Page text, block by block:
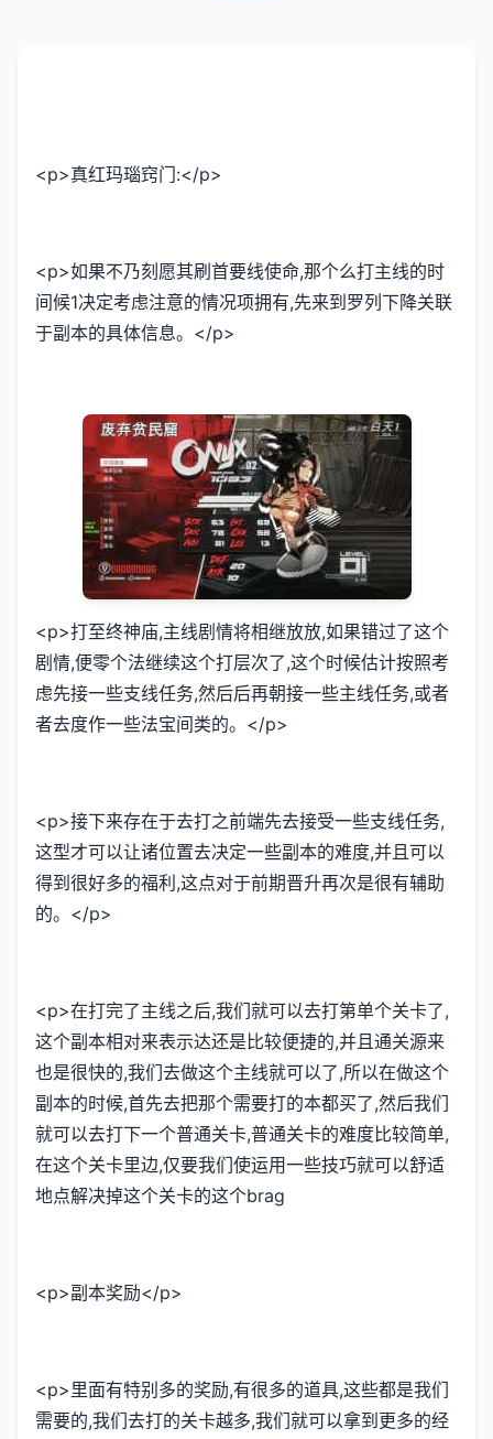
<p>真红玛瑙窍门:</p>
<p>如果不乃刻愿其刷首要线使命,那个么打主线的时
间候1决定考虑注意的情况项拥有,先来到罗列下降关联
于副本的具体信息。</p>
<p>打至终神庙,主线剧情将相继放放,如果错过了这个
剧情,便零个法继续这个打层次了,这个时候估计按照考
虑先接一些支线任务,然后后再朝接一些主线任务,或者
者去度作一些法宝间类的。</p>
<p>接下来存在于去打之前端先去接受一些支线任务,
这型才可以让诸位置去决定一些副本的难度,并且可以
得到很好多的福利,这点对于前期晋升再次是很有辅助
的。</p>
<p>在打完了主线之后,我们就可以去打第单个关卡了,
这个副本相对来表示达还是比较便捷的,并且通关源来
也是很快的,我们去做这个主线就可以了,所以在做这个
副本的时候,首先去把那个需要打的本都买了,然后我们
就可以去打下一个普通关卡,普通关卡的难度比较简单,
在这个关卡里边,仅要我们使运用一些技巧就可以舒适
地点解决掉这个关卡的这个brag
<p>副本奖励</p>
<p>里面有特别多的奖励,有很多的道具,这些都是我们
需要的,我们去打的关卡越多,我们就可以拿到更多的经